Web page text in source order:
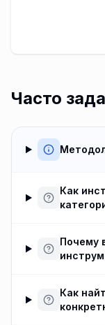
Часто
Как
Почему
Как